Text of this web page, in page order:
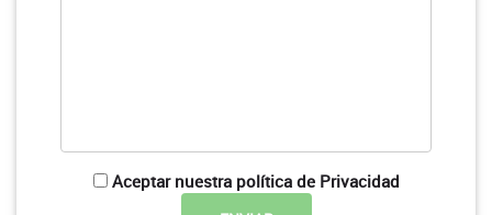
Aceptar nuestra política de Privacidad